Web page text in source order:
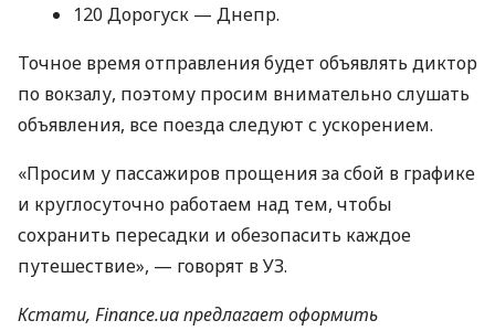
120 Дорогуск — Днепр.
Точное время отправления будет объявлять диктор
по вокзалу, поэтому просим внимательно слушать
объявления, все поезда следуют с ускорением.
«Просим у пассажиров прощения за сбой в графике
и круглосуточно работаем над тем, чтобы
сохранить пересадки и обезопасить каждое
путешествие», — говорят в УЗ.
Кстати, Finance.ua предлагает оформить